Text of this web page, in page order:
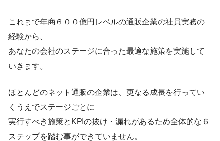
これまで年商６００億円レベルの通販企業の社員実務の
経験から、
あなたの会社のステージに合った最適な施策を実施して
いきます。
ほとんどのネット通販の企業は、更なる成長を行ってい
くうえでステージごとに
実行すべき施策とKPIの抜け・漏れがあるため全体的な６
ステップを踏む事ができていません。